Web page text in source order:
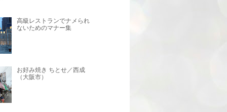
高級レストランでナメられ
ないためのマナー集
お好み焼き ちとせ／西成
（大阪市）